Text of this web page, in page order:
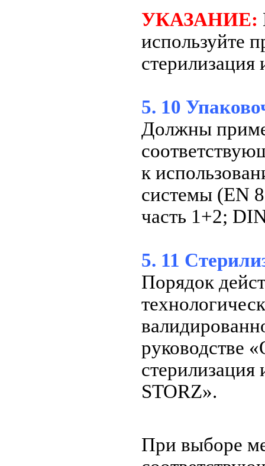
УКАЗАНИЕ:
используйте
стерилизация
5. 10
Должны
к
системы (EN
часть 1+2;
5. 11
Порядок
руководстве
STORZ».
При выборе